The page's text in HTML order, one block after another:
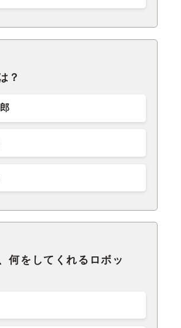
？
何をしてくれるロボッ